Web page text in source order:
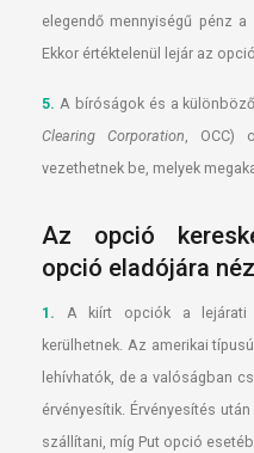
elegendő mennyiségű pénz
Ekkor értéktelenül lejár az opció.
5. A bíróságok és a
Clearing Corporation , OCC)
vezethetnek be, melyek
Az opció
opció eladójára
1. A kiírt opciók a lejárati
kerülhetnek. Az amerikai
lehívhatók, de a valóságban
érvényesítik. Érvényesítés
szállítani, míg Put opció